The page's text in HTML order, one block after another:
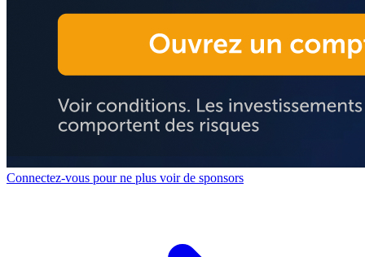
Connectez-vous pour ne plus voir de sponsors